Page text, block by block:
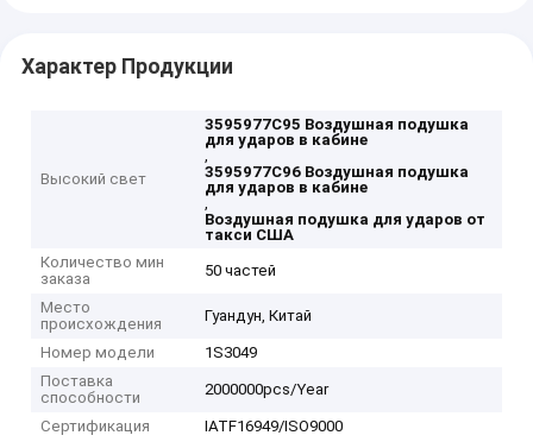
Характер Продукции
Высокий свет
3595977C95 Воздушная подушка
для ударов в кабине
,
3595977C96 Воздушная подушка
для ударов в кабине
,
Воздушная подушка для ударов от
такси США
Количество мин
заказа
50 частей
Место
происхождения
Гуандун, Китай
Номер модели
1S3049
Поставка
способности
2000000pcs/Year
Сертификация IATF16949/ISO9000